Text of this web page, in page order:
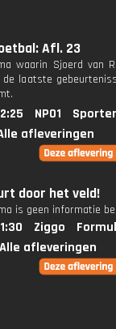
Afl. 23
waarin Sjoerd van
laatste
NPO1
afleveringen
door het veld!
is geen informatie
Ziggo
Alle afleveringen